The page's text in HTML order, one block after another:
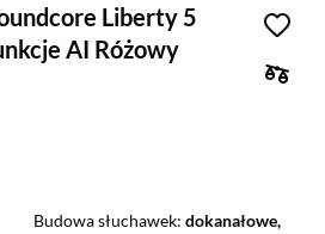
Niebieski błyszczący
Liberty 5
AI Różowy
Budowa słuchawek dokanałowe,